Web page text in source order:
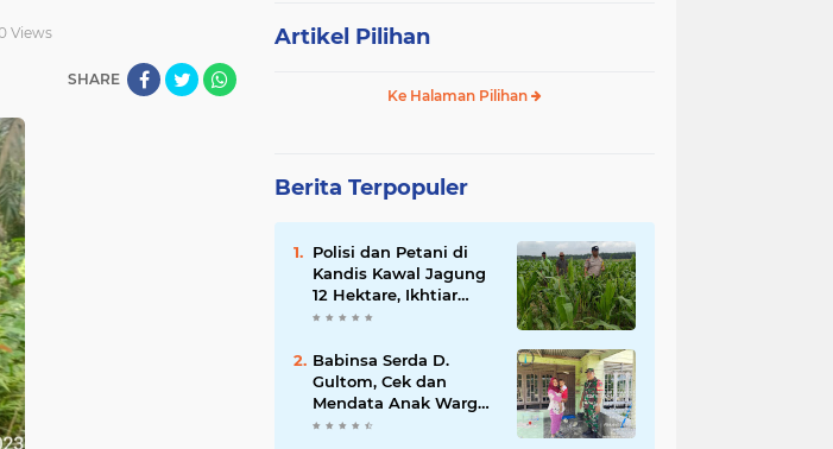
Views
SHARE
Artikel Pilihan
Ke Halaman Pilihan
Berita Terpopuler
Polisi dan Petani di
Kandis Kawal Jagung
12 Hektare, Ikhtiar
Menjaga Ketahanan
Babinsa Serda D.
Gultom, Cek dan
Mendata Anak Warga
Yang Stunting